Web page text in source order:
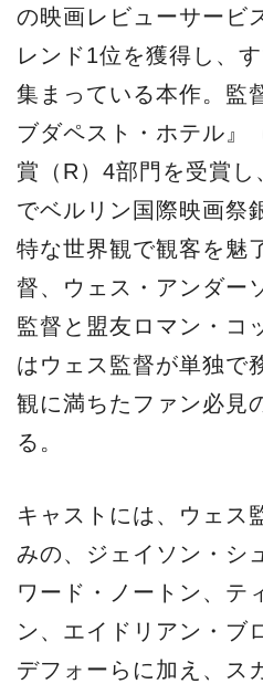
の映画レビューサービ
レンド1位を獲得し、
集まっている本作。監
ブダペスト・ホテル』
賞（R）4部門を受賞し
でベルリン国際映画祭
特な世界観で観客を魅
督、ウェス・アンダー
監督と盟友ロマン・コ
はウェス監督が単独で
観に満ちたファン必見
る。
キャストには、ウェス
みの、ジェイソン・シ
ワード・ノートン、テ
ン、エイドリアン・ブ
デフォーらに加え、ス